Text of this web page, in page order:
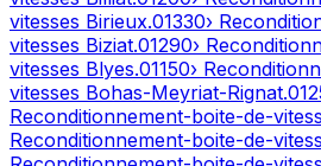
vitesses Birieux.01330›
vitesses Biziat.01290›
vitesses Blyes.01150›
vitesses Bohas-Meyriat-Rignat.
Reconditionnement-boite-de-
Reconditionnement-boite-de-